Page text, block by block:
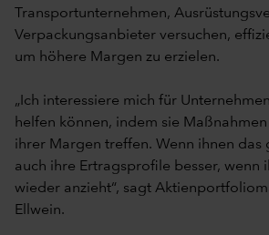
Transportunternehmen,
Verpackungsanbieter versuchen,
um höhere Margen zu erzielen.
„Ich interessiere mich für
helfen können, indem sie
ihrer Margen treffen. Wenn ihnen das
auch ihre Ertragsprofile besser, wenn
wieder anzieht“, sagt
Ellwein.